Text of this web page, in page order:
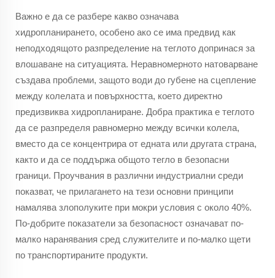
Важно е да се разбере какво означава
хидропланирането, особено ако се има предвид как
неподходящото разпределение на теглото допринася за
влошаване на ситуацията. Неравномерното натоварване
създава проблеми, защото води до губене на сцепление
между колелата и повърхността, което директно
предизвиква хидропланиране. Добра практика е теглото
да се разпределя равномерно между всички колела,
вместо да се концентрира от едната или другата страна,
както и да се поддържа общото тегло в безопасни
граници. Проучвания в различни индустриални среди
показват, че прилагането на тези основни принципи
намалява злополуките при мокри условия с около 40%.
По-добрите показатели за безопасност означават по-
малко наранявания сред служителите и по-малко щети
по транспортираните продукти.